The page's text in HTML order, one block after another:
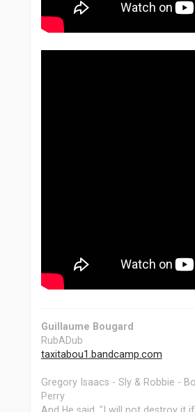
Guillaume Bougard
RubADub
taxitabou1.bandcamp.com
Gregory Isaacs - Sly & Robbie -
Perry